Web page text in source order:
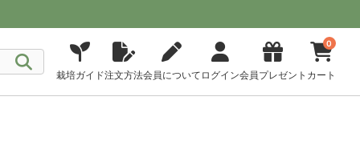
栽培ガイド注文方法会員について ログイン会員プレゼント
0
カート